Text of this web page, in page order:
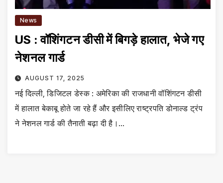
News
US : वॉशिंगटन डीसी में बिगड़े हालात, भेजे गए
नेशनल गार्ड
AUGUST 17, 2025
नई दिल्ली, डिजिटल डेस्क : अमेरिका की राजधानी वॉशिंगटन डीसी
में हालात बेकाबू होते जा रहे हैं और इसीलिए राष्ट्रपति डोनाल्ड ट्रंप
ने नेशनल गार्ड की तैनाती बढ़ा दी है।…